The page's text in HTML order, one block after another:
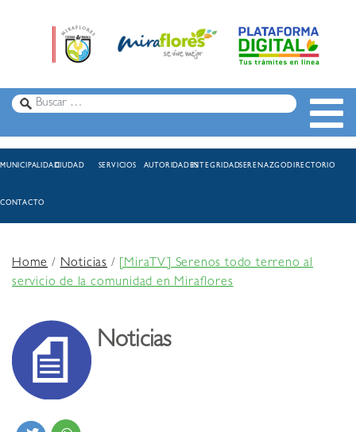
MUNICIPALIDADCIUDAD SERVICIOS AUTORIDADESINTEGRIDADSERENAZGODIRECTORIO
CONTACTO
Home/Noticias /
[MiraTV] Serenos todo terreno al
servicio de la comunidad en Miraflores
Noticias